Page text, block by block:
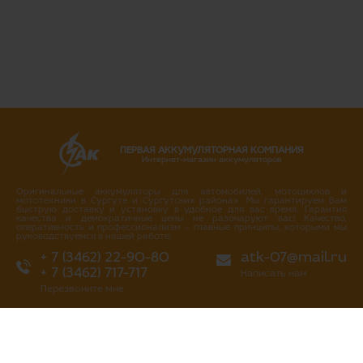
ПЕРВАЯ АККУМУЛЯТОРНАЯ КОМПАНИЯ
Интернет-магазин аккумуляторов
Оригинальные аккумуляторы для автомобилей, мотоциклов и
мототехники в Сургуте и Сургутских районах. Мы гарантируем Вам
быструю доставку и установку в удобное для вас время. Гарантия
качества и демократичные цены не разочаруют вас! Качество,
оперативность и профессионализм – главные принципы, которыми мы
руководствуемся в нашей работе.
+ 7 (3462) 22-90-80
+ 7 (3462) 717-717
Перезвоните мне
atk-07@mail.ru
Написать нам